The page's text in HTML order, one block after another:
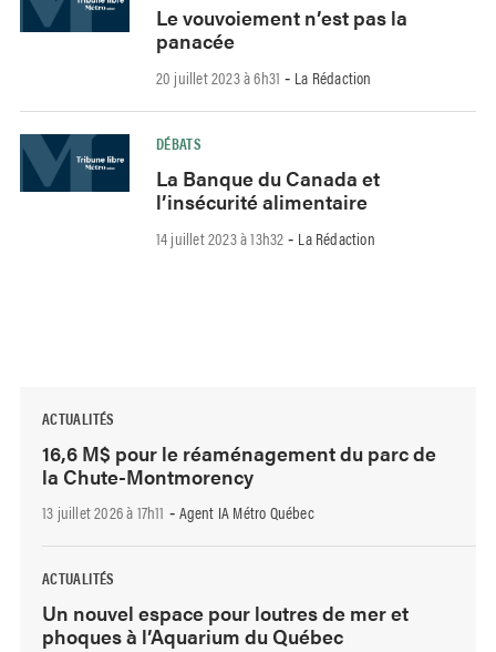
Le vouvoiement n’est pas la
panacée
20 juillet 2023 à 6h31 - La Rédaction
DÉBATS
La Banque du Canada et
l’insécurité alimentaire
14 juillet 2023 à 13h32 - La Rédaction
ACTUALITÉS
16,6 M$ pour le réaménagement du parc de
la Chute-Montmorency
13 juillet 2026 à 17h11 - Agent IA Métro Québec
ACTUALITÉS
Un nouvel espace pour loutres de mer et
phoques à l’Aquarium du Québec